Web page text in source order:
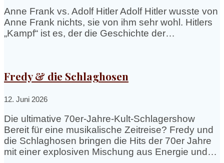
Anne Frank vs. Adolf Hitler Adolf Hitler wusste von
Anne Frank nichts, sie von ihm sehr wohl. Hitlers
„Kampf“ ist es, der die Geschichte der…
Fredy & die Schlaghosen
12. Juni 2026
Die ultimative 70er-Jahre-Kult-Schlagershow
Bereit für eine musikalische Zeitreise? Fredy und
die Schlaghosen bringen die Hits der 70er Jahre
mit einer explosiven Mischung aus Energie und…